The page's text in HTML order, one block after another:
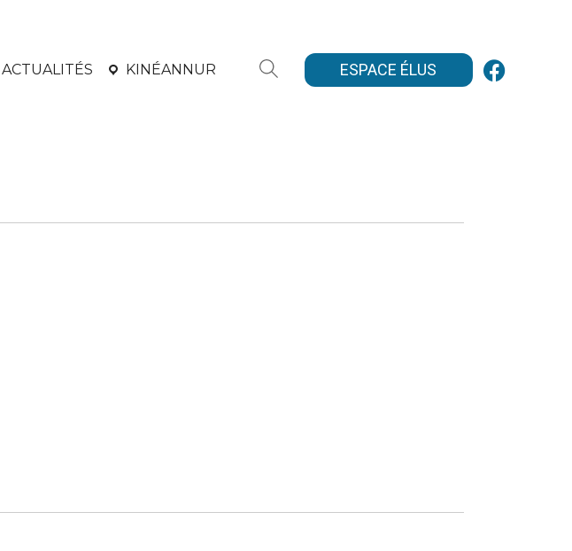
ACTUALITÉS KINÉANNUR ESPACE ÉLUS